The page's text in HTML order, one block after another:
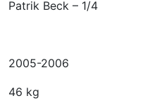
Patrik Beck – 1/4
2005-2006
46 kg